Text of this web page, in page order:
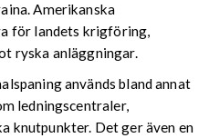
Amerikanska
för landets krigföring,
ryska anläggningar.
används bland annat
ledningscentraler,
knutpunkter. Det ger även en